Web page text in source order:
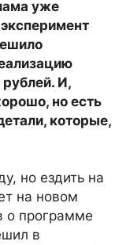
уже
И,
но есть
которые,
но ездить на
на новом
о программе
в